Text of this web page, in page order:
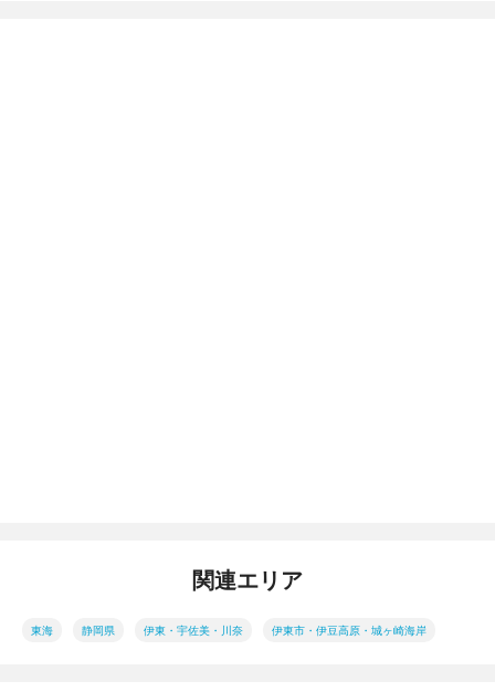
関連エリア
東海 静岡県 伊東・宇佐美・川奈 伊東市・伊豆高原・城ヶ崎海岸